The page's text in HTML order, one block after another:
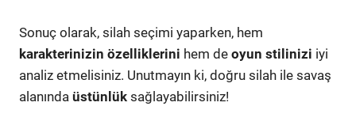
Sonuç olarak, silah seçimi yaparken, hem
karakterinizin özelliklerini hem de oyun stilinizi iyi
analiz etmelisiniz. Unutmayın ki, doğru silah ile savaş
alanında üstünlük sağlayabilirsiniz!